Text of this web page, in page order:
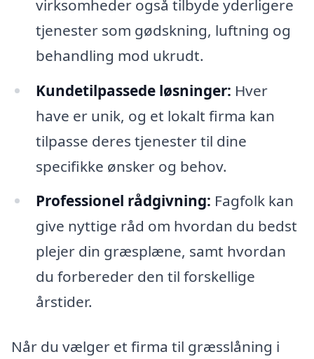
virksomheder også tilbyde yderligere
tjenester som gødskning, luftning og
behandling mod ukrudt.
Kundetilpassede løsninger: Hver
have er unik, og et lokalt firma kan
tilpasse deres tjenester til dine
specifikke ønsker og behov.
Professionel rådgivning: Fagfolk kan
give nyttige råd om hvordan du bedst
plejer din græsplæne, samt hvordan
du forbereder den til forskellige
årstider.
Når du vælger et firma til græsslåning i